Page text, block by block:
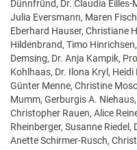
Dünnfründ, Dr. Claudia
Julia Eversmann, Maren
Eberhard Hauser, Christiane
Hildenbrand, Timo
Demsing, Dr. Anja Kampik,
Kohlhaas, Dr. Ilona Kryl,
Günter Menne, Christine
Mumm, Gerburgis A.
Christopher Rauen, Alice
Rheinberger, Susanne Riedel,
Anette Schirmer-Rusch,